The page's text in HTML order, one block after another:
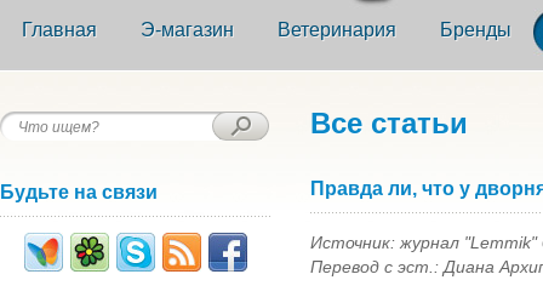
Главная Э-магазин Ветеринария Бренды
Будьте на связи
Все статьи
Правда ли, что у
Источник: журнал
Перевод с эст.: Диана